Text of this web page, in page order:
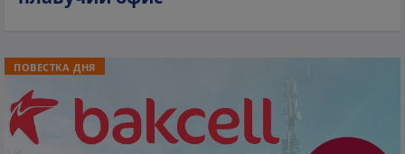
ПОВЕСТКА ДНЯ